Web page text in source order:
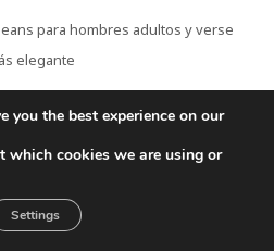
para hombres adultos y verse
elegante
hombres de 50 años que
hombres con entradas que
you the best experience on our
which cookies we are using or
Settings